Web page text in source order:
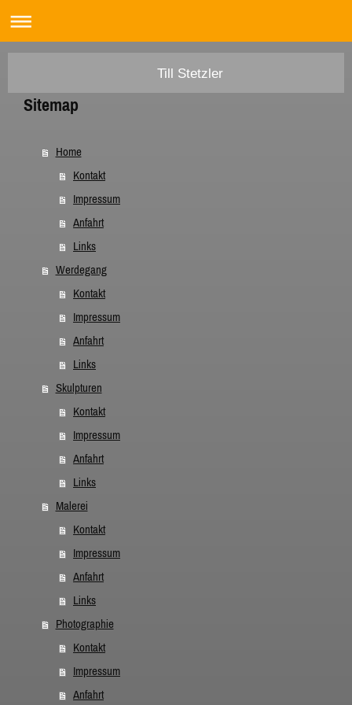
Till Stetzler
Sitemap
Home
Kontakt
Impressum
Anfahrt
Links
Werdegang
Kontakt
Impressum
Anfahrt
Links
Skulpturen
Kontakt
Impressum
Anfahrt
Links
Malerei
Kontakt
Impressum
Anfahrt
Links
Photographie
Kontakt
Impressum
Anfahrt